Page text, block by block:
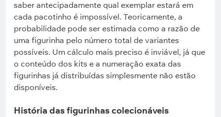
saber antecipadamente qual exemplar estará em
cada pacotinho é impossível. Teoricamente, a
probabilidade pode ser estimada como a razão de
uma figurinha pelo número total de variantes
possíveis. Um cálculo mais preciso é inviável, já que
o conteúdo dos kits e a numeração exata das
figurinhas já distribuídas simplesmente não estão
disponíveis.
História das figurinhas colecionáveis